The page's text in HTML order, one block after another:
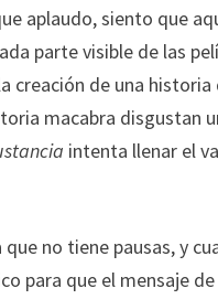
aplaudo, siento que
parte visible de las
creación de una
macabra disgustan
intenta llenar el
que no tiene pausas, y
para que el mensaje